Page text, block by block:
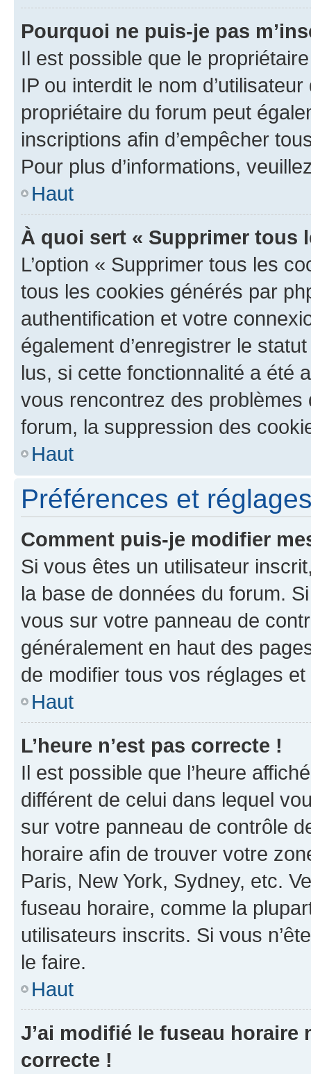
Pourquoi ne puis-je pas
Il est possible que le
IP ou interdit le nom
propriétaire du forum peut
inscriptions afin d’empêcher
Pour plus d’informations,
Haut
À quoi sert « Supprimer tous
L’option « Supprimer tous les
tous les cookies générés par
authentification et votre
également d’enregistrer le
lus, si cette fonctionnalité a été
vous rencontrez des
forum, la suppression des
Haut
Préférences et
Comment puis-je modifier
Si vous êtes un utilisateur
la base de données du forum.
vous sur votre panneau de
généralement en haut des
de modifier tous vos réglages
Haut
L’heure n’est pas correcte !
Il est possible que l’heure
différent de celui dans lequel
sur votre panneau de contrôle
horaire afin de trouver votre
Paris, New York, Sydney, etc.
fuseau horaire, comme la
utilisateurs inscrits. Si vous
le faire.
Haut
J’ai modifié le fuseau horaire
correcte !